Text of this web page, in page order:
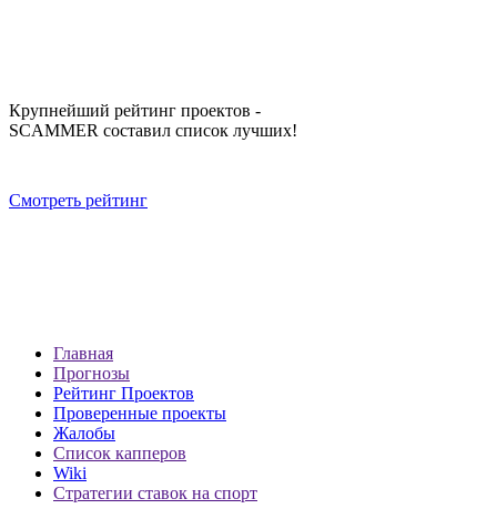
Крупнейший рейтинг проектов -
SCAMMER составил список лучших!
Смотреть рейтинг
Главная
Прогнозы
Рейтинг Проектов
Проверенные проекты
Жалобы
Список капперов
Wiki
Стратегии ставок на спорт